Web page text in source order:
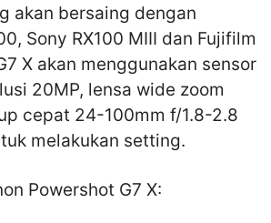
akan bersaing dengan
Sony RX100 MIII dan Fujifilm
X akan menggunakan sensor
20MP, lensa wide zoom
cepat 24-100mm f/1.8-2.8
melakukan setting.
Powershot G7 X: